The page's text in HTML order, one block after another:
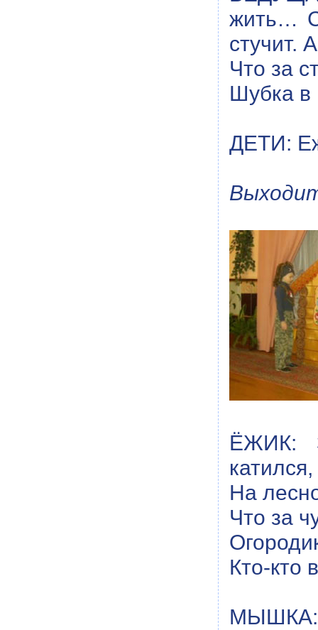
жить…
стучит.
Что за
Шубка в
ДЕТИ:
ЁЖИК:
катился,
На
Что за
Кто-кто
МЫШКА: